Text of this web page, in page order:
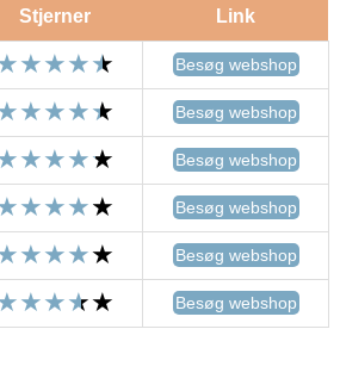
Stjerner Link
Besøg webshop
Besøg webshop
Besøg webshop
Besøg webshop
Besøg webshop
Besøg webshop